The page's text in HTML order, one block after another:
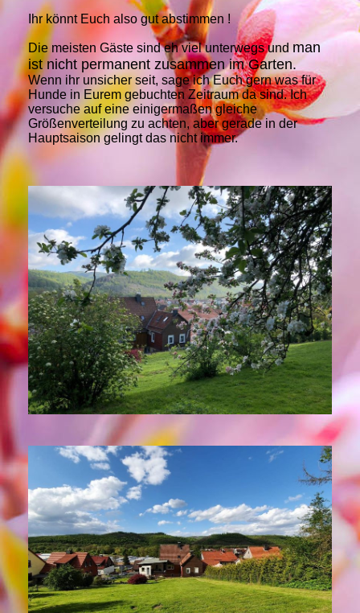
Ihr könnt Euch also gut abstimmen !
Die meisten Gäste sind eh viel unterwegs und man
ist nicht permanent zusammen im Garten.
Wenn ihr unsicher seit, sage ich Euch gern was für
Hunde in Eurem gebuchten Zeitraum da sind. Ich
versuche auf eine einigermaßen gleiche
Größenverteilung zu achten, aber gerade in der
Hauptsaison gelingt das nicht immer.